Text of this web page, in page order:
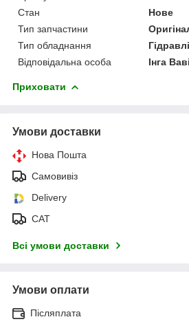
Стан
Нове
Тип запчастини
Тип обладнання
Відповідальна особа
Інга
Приховати
Умови доставки
Нова Пошта
Самовивіз
Delivery
САТ
Всі умови доставки
Умови оплати
Післяплата